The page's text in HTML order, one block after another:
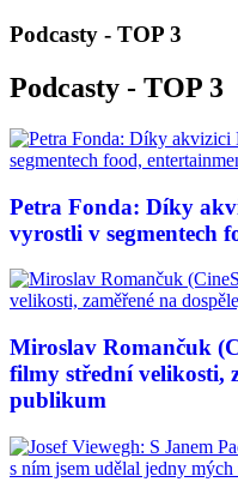
Podcasty - TOP 3
Podcasty - TOP 3
Petra Fonda: Díky
vyrostli v segmentech
Miroslav Romančuk
filmy střední velikosti,
publikum